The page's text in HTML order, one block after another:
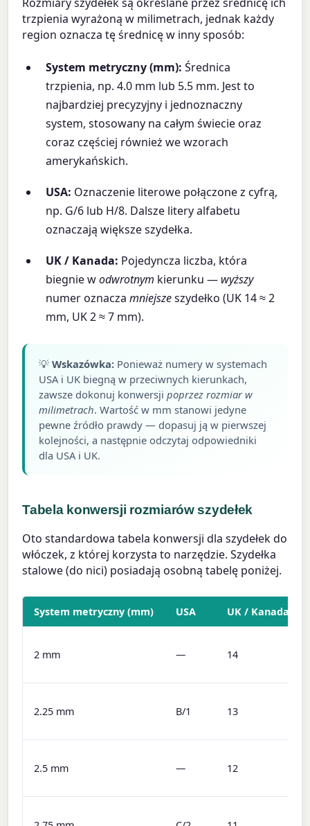
trzpienia wyrażoną w milimetrach, jednak każdy
region oznacza tę średnicę w inny sposób:
System metryczny (mm): Średnica
trzpienia, np. 4.0 mm lub 5.5 mm. Jest to
najbardziej precyzyjny i jednoznaczny
system, stosowany na całym świecie oraz
coraz częściej również we wzorach
amerykańskich.
USA: Oznaczenie literowe połączone z cyfrą,
np. G/6 lub H/8. Dalsze litery alfabetu
oznaczają większe szydełka.
UK / Kanada: Pojedyncza liczba, która
biegnie wodwrotnym kierunku — wyższy
numer oznaczamniejszeszydełko (UK 14 ≈ 2
mm, UK 2 ≈ 7 mm).
💡Wskazówka: Ponieważ numery w systemach
USA i UK biegną w przeciwnych kierunkach,
zawsze dokonuj konwersjipoprzez rozmiar w
milimetrach. Wartość w mm stanowi jedyne
pewne źródło prawdy — dopasuj ją w pierwszej
kolejności, a następnie odczytaj odpowiedniki
dla USA i UK.
Tabela konwersji rozmiarów szydełek
Oto standardowa tabela konwersji dla szydełek do
włóczek, z której korzysta to narzędzie. Szydełka
stalowe (do nici) posiadają osobną tabelę poniżej.
System metryczny (mm) USA UK / Kanada
2 mm — 14
2.25 mm B/1 13
2.5 mm — 12